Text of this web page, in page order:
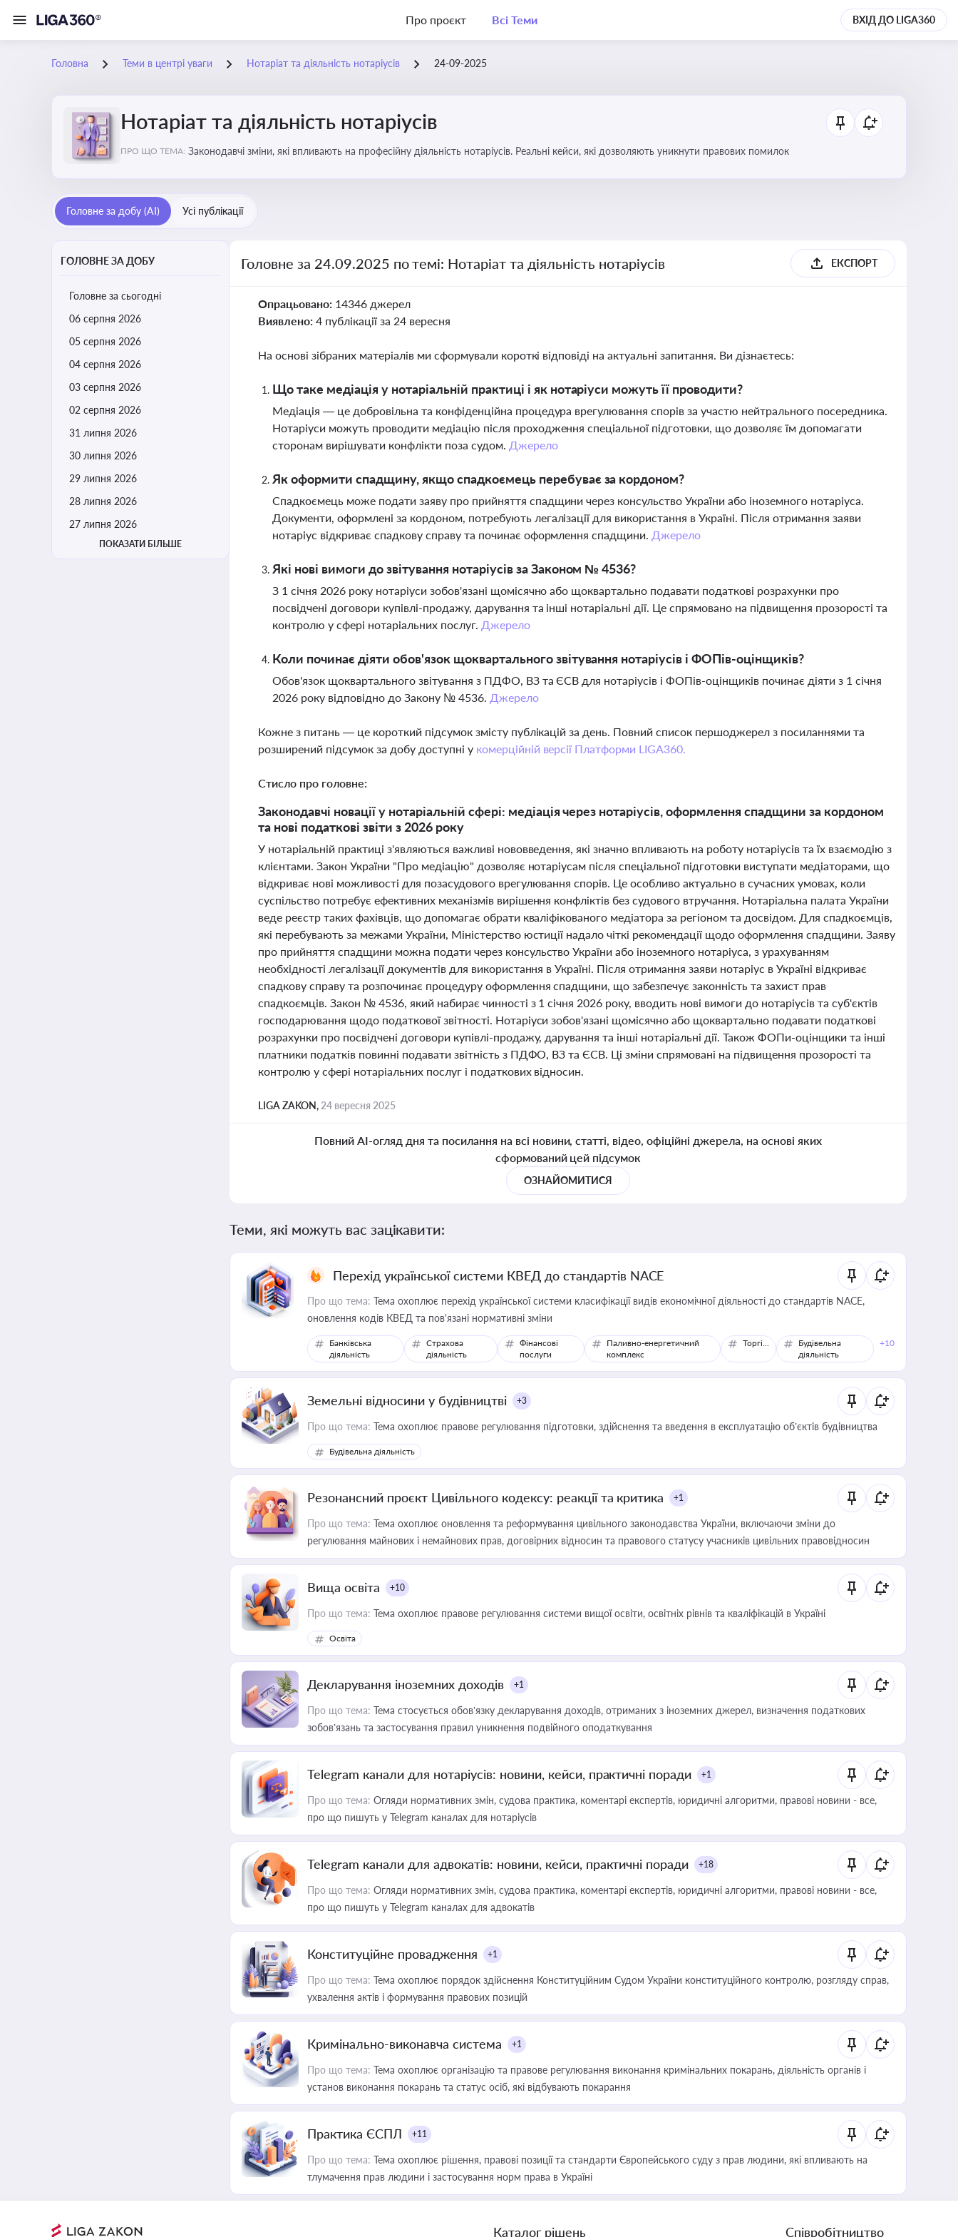
Про проєкт Всі Теми ВХІД ДО LIGA360
Головна Теми в центрі уваги Нотаріат та діяльність нотаріусів 24-09-2025
Нотаріат та діяльність нотаріусів
ПРО ЩО ТЕМА: Законодавчі зміни, які впливають на професійну діяльність нотаріусів. Реальні кейси, які дозволяють уникнути правових помилок
Головне за добу (AI) Усі публікації
ГОЛОВНЕ ЗА ДОБУ
Головне за сьогодні
06 серпня 2026
05 серпня 2026
04 серпня 2026
03 серпня 2026
02 серпня 2026
31 липня 2026
30 липня 2026
29 липня 2026
28 липня 2026
27 липня 2026
ПОКАЗАТИ БІЛЬШЕ
Головне за 24.09.2025 по темі: Нотаріат та діяльність нотаріусів ЕКСПОРТ
Опрацьовано: 14346 джерел
Виявлено: 4 публікації за 24 вересня
На основі зібраних матеріалів ми сформували короткі відповіді на актуальні запитання. Ви дізнаєтесь:
Що таке медіація у нотаріальній практиці і як нотаріуси можуть її проводити?
Медіація — це добровільна та конфіденційна процедура врегулювання спорів за участю нейтрального посередника.
Нотаріуси можуть проводити медіацію після проходження спеціальної підготовки, що дозволяє їм допомагати
сторонам вирішувати конфлікти поза судом. Джерело
Як оформити спадщину, якщо спадкоємець перебуває за кордоном?
Спадкоємець може подати заяву про прийняття спадщини через консульство України або іноземного нотаріуса.
Документи, оформлені за кордоном, потребують легалізації для використання в Україні. Після отримання заяви
нотаріус відкриває спадкову справу та починає оформлення спадщини. Джерело
Які нові вимоги до звітування нотаріусів за Законом № 4536?
З 1 січня 2026 року нотаріуси зобов'язані щомісячно або щоквартально подавати податкові розрахунки про
посвідчені договори купівлі-продажу, дарування та інші нотаріальні дії. Це спрямовано на підвищення прозорості та
контролю у сфері нотаріальних послуг. Джерело
Коли починає діяти обов'язок щоквартального звітування нотаріусів і ФОПів-оцінщиків?
Обов'язок щоквартального звітування з ПДФО, ВЗ та ЄСВ для нотаріусів і ФОПів-оцінщиків починає діяти з 1 січня
2026 року відповідно до Закону № 4536. Джерело
Кожне з питань — це короткий підсумок змісту публікацій за день. Повний список першоджерел з посиланнями та
розширений підсумок за добу доступні у комерційній версії Платформи LIGA360.
Стисло про головне:
Законодавчі новації у нотаріальній сфері: медіація через нотаріусів, оформлення спадщини за кордоном
та нові податкові звіти з 2026 року
У нотаріальній практиці з'являються важливі нововведення, які значно впливають на роботу нотаріусів та їх взаємодію з
клієнтами. Закон України "Про медіацію" дозволяє нотаріусам після спеціальної підготовки виступати медіаторами, що
відкриває нові можливості для позасудового врегулювання спорів. Це особливо актуально в сучасних умовах, коли
суспільство потребує ефективних механізмів вирішення конфліктів без судового втручання. Нотаріальна палата України
веде реєстр таких фахівців, що допомагає обрати кваліфікованого медіатора за регіоном та досвідом. Для спадкоємців,
які перебувають за межами України, Міністерство юстиції надало чіткі рекомендації щодо оформлення спадщини. Заяву
про прийняття спадщини можна подати через консульство України або іноземного нотаріуса, з урахуванням
необхідності легалізації документів для використання в Україні. Після отримання заяви нотаріус в Україні відкриває
спадкову справу та розпочинає процедуру оформлення спадщини, що забезпечує законність та захист прав
спадкоємців. Закон № 4536, який набирає чинності з 1 січня 2026 року, вводить нові вимоги до нотаріусів та суб'єктів
господарювання щодо податкової звітності. Нотаріуси зобов'язані щомісячно або щоквартально подавати податкові
розрахунки про посвідчені договори купівлі-продажу, дарування та інші нотаріальні дії. Також ФОПи-оцінщики та інші
платники податків повинні подавати звітність з ПДФО, ВЗ та ЄСВ. Ці зміни спрямовані на підвищення прозорості та
контролю у сфері нотаріальних послуг і податкових відносин.
LIGA ZAKON, 24 вересня 2025
Повний AI-огляд дня та посилання на всі новини, статті, відео, офіційні джерела, на основі яких
сформований цей підсумок
ОЗНАЙОМИТИСЯ
Теми, які можуть вас зацікавити:
Перехід української системи КВЕД до стандартів NACE
Про що тема: Тема охоплює перехід української системи класифікації видів економічної діяльності до стандартів NACE,
оновлення кодів КВЕД та пов'язані нормативні зміни
Банківська
діяльність
Страхова
діяльність
Фінансові
послуги
Паливно-енергетичний
комплекс
Торгівля
Будівельна
діяльність
+10
Земельні відносини у будівництві +3
Про що тема: Тема охоплює правове регулювання підготовки, здійснення та введення в експлуатацію об’єктів будівництва
Будівельна діяльність
Резонансний проєкт Цивільного кодексу: реакції та критика +1
Про що тема: Тема охоплює оновлення та реформування цивільного законодавства України, включаючи зміни до
регулювання майнових і немайнових прав, договірних відносин та правового статусу учасників цивільних правовідносин
Вища освіта +10
Про що тема: Тема охоплює правове регулювання системи вищої освіти, освітніх рівнів та кваліфікацій в Україні
Освіта
Декларування іноземних доходів +1
Про що тема: Тема стосується обов’язку декларування доходів, отриманих з іноземних джерел, визначення податкових
зобов’язань та застосування правил уникнення подвійного оподаткування
Telegram канали для нотаріусів: новини, кейси, практичні поради +1
Про що тема: Огляди нормативних змін, судова практика, коментарі експертів, юридичні алгоритми, правові новини - все,
про що пишуть у Telegram каналах для нотаріусів
Telegram канали для адвокатів: новини, кейси, практичні поради +18
Про що тема: Огляди нормативних змін, судова практика, коментарі експертів, юридичні алгоритми, правові новини - все,
про що пишуть у Telegram каналах для адвокатів
Конституційне провадження +1
Про що тема: Тема охоплює порядок здійснення Конституційним Судом України конституційного контролю, розгляду справ,
ухвалення актів і формування правових позицій
Кримінально-виконавча система +1
Про що тема: Тема охоплює організацію та правове регулювання виконання кримінальних покарань, діяльність органів і
установ виконання покарань та статус осіб, які відбувають покарання
Практика ЄСПЛ +11
Про що тема: Тема охоплює рішення, правові позиції та стандарти Європейського суду з прав людини, які впливають на
тлумачення прав людини і застосування норм права в Україні
Каталог рішень Співробітництво